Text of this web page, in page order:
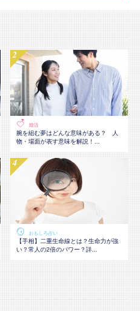
婚活
腕を組む夢はどんな意味がある？ 人
物・場面が表す意味を解説！...
おもしろ占い
【手相】二重生命線とは？生命力が強
い？常人の2倍のパワー？詳...